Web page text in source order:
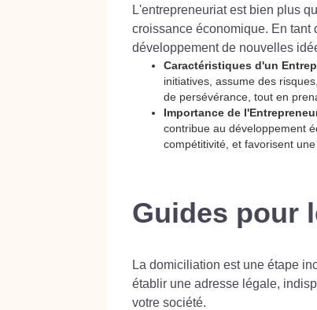
L'entrepreneuriat est bien plus
croissance économique. En tant
développement de nouvelles
Caractéristiques d'un
initiatives, assume des
de persévérance, tout en
Importance de
contribue au développement
compétitivité, et favorisent
Guides pour
La domiciliation est une étape
établir une adresse légale,
votre société.